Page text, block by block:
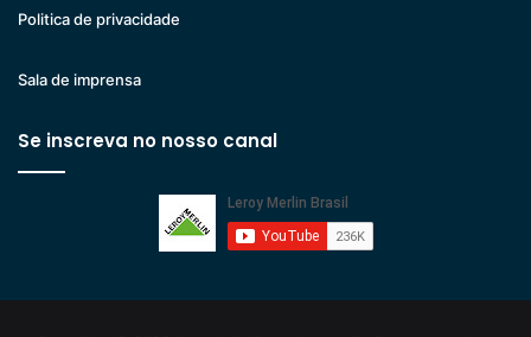
Politica de privacidade
Sala de imprensa
Se inscreva no nosso canal